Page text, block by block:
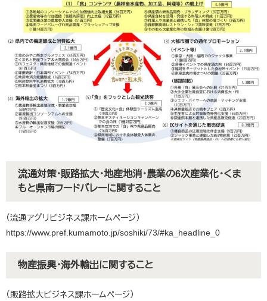
流通対策・販路拡大・地産地消・農業の6次産業化・くま
もと県南フードバレーに関すること
（流通アグリビジネス課ホームページ）
https://www.pref.kumamoto.jp/soshiki/73/#ka_headline_0
物産振興・海外輸出に関すること
（販路拡大ビジネス課ホームページ）